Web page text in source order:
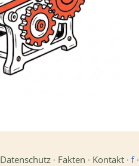
Datenschutz · Fakten · Kontakt · f